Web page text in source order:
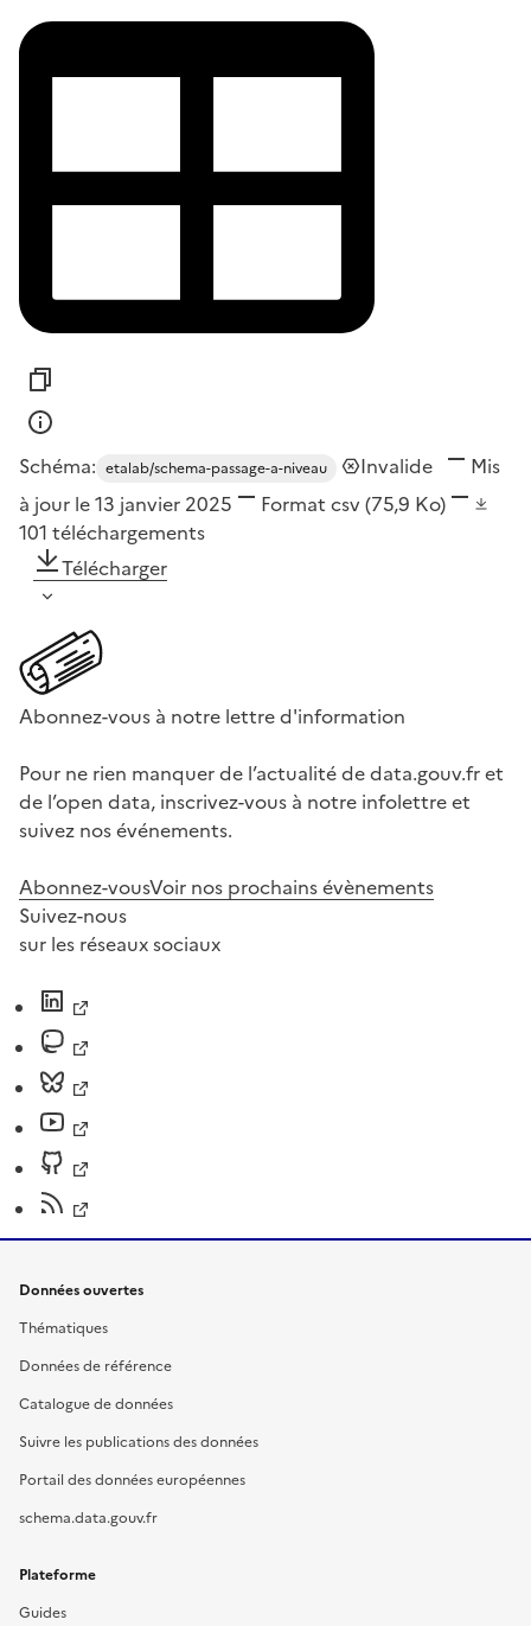
Schéma: etalab/schema-passage-a-niveau Invalide
Mis
à jour le 13 janvier 2025
Format csv(75,9 Ko)
101 téléchargements
Télécharger
Abonnez-vous à notre lettre d'information
Pour ne rien manquer de l’actualité de data.gouv.fr et
de l’open data, inscrivez-vous à notre infolettre et
suivez nos événements.
Abonnez-vousVoir nos prochains évènements
Suivez-nous
sur les réseaux sociaux
Données ouvertes
Thématiques
Données de référence
Catalogue de données
Suivre les publications des données
Portail des données européennes
schema.data.gouv.fr
Plateforme
Guides